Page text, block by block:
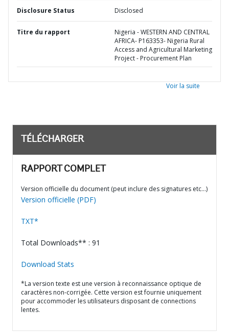
Disclosure Status Disclosed
Titre du rapport
Nigeria - WESTERN AND CENTRAL
AFRICA- P163353- Nigeria Rural
Access and Agricultural Marketing
Project - Procurement Plan
Voir la suite
TÉLÉCHARGER
RAPPORT COMPLET
Version officielle du document (peut inclure des signatures etc…)
Version officielle (PDF)
TXT*
Total Downloads** : 91
Download Stats
*La version texte est une version à reconnaissance optique de
caractères non-corrigée. Cette version est fournie uniquement
pour accommoder les utilisateurs disposant de connections
lentes.